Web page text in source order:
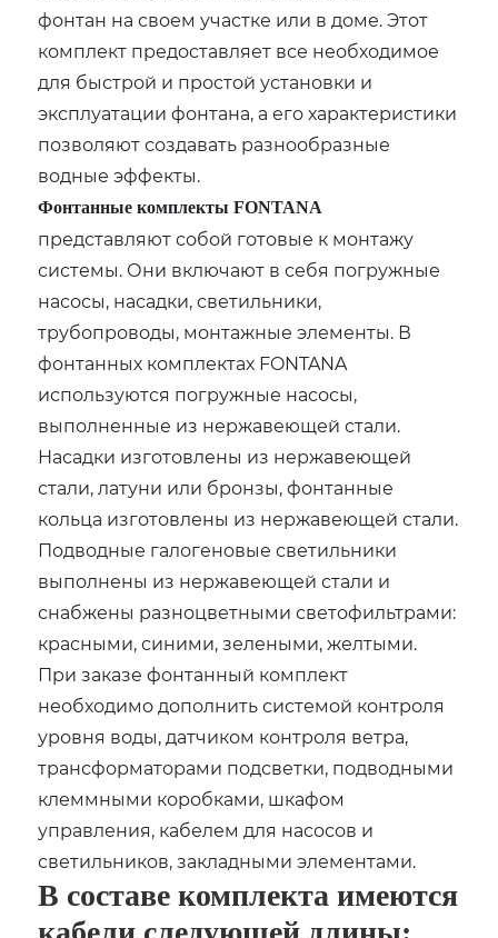
фонтан на своем участке или в доме. Этот
комплект предоставляет все необходимое
для быстрой и простой установки и
эксплуатации фонтана, а его характеристики
позволяют создавать разнообразные
водные эффекты.
Фонтанные комплекты FONTANA
представляют собой готовые к монтажу
системы. Они включают в себя погружные
насосы, насадки, светильники,
трубопроводы, монтажные элементы. В
фонтанных комплектах FONTANA
используются погружные насосы,
выполненные из нержавеющей стали.
Насадки изготовлены из нержавеющей
стали, латуни или бронзы, фонтанные
кольца изготовлены из нержавеющей стали.
Подводные галогеновые светильники
выполнены из нержавеющей стали и
снабжены разноцветными светофильтрами:
красными, синими, зелеными, желтыми.
При заказе фонтанный комплект
необходимо дополнить системой контроля
уровня воды, датчиком контроля ветра,
трансформаторами подсветки, подводными
клеммными коробками, шкафом
управления, кабелем для насосов и
светильников, закладными элементами.
В составе комплекта имеются